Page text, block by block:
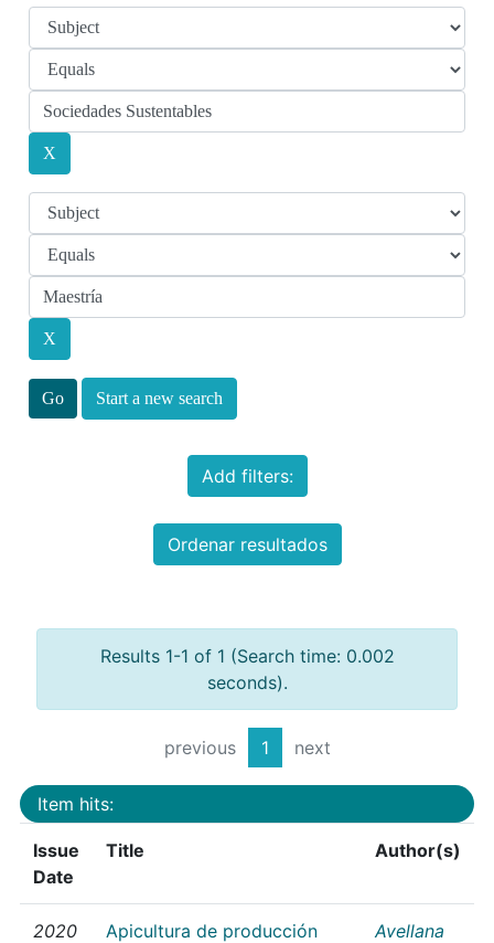
Start a new search
Add filters:
Ordenar resultados
Results 1-1 of 1 (Search time: 0.002
seconds).
previous 1 next
Item hits:
Issue
Date
Title Author(s)
2020
Apicultura de producción
Avellana